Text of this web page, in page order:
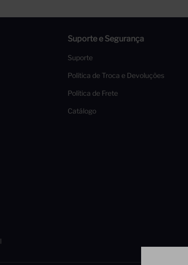
Suporte e Segurança
Suporte
Política de Troca e Devoluções
Política de Frete
Catálogo